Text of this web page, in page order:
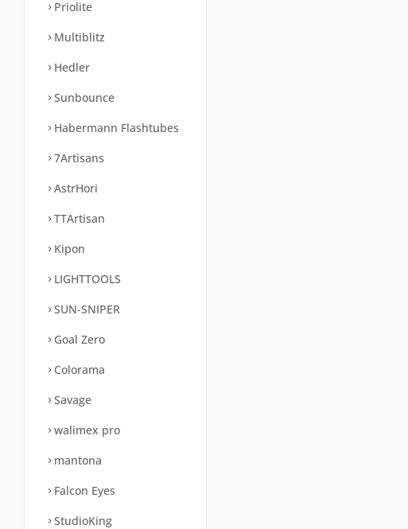
Priolite
Multiblitz
Hedler
Sunbounce
Habermann Flashtubes
7Artisans
AstrHori
TTArtisan
Kipon
LIGHTTOOLS
SUN-SNIPER
Goal Zero
Colorama
Savage
walimex pro
mantona
Falcon Eyes
StudioKing